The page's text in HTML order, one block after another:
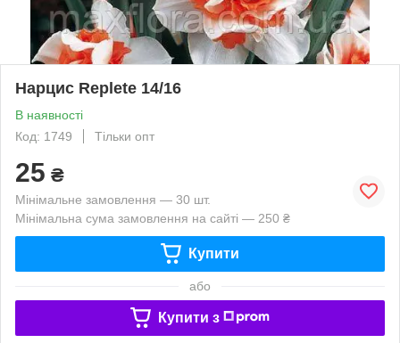
Нарцис Replete 14/16
В наявності
Код: 1749
Тільки опт
25 ₴
Мінімальне замовлення — 30 шт.
Мінімальна сума замовлення на сайті — 250 ₴
Купити
або
Купити з